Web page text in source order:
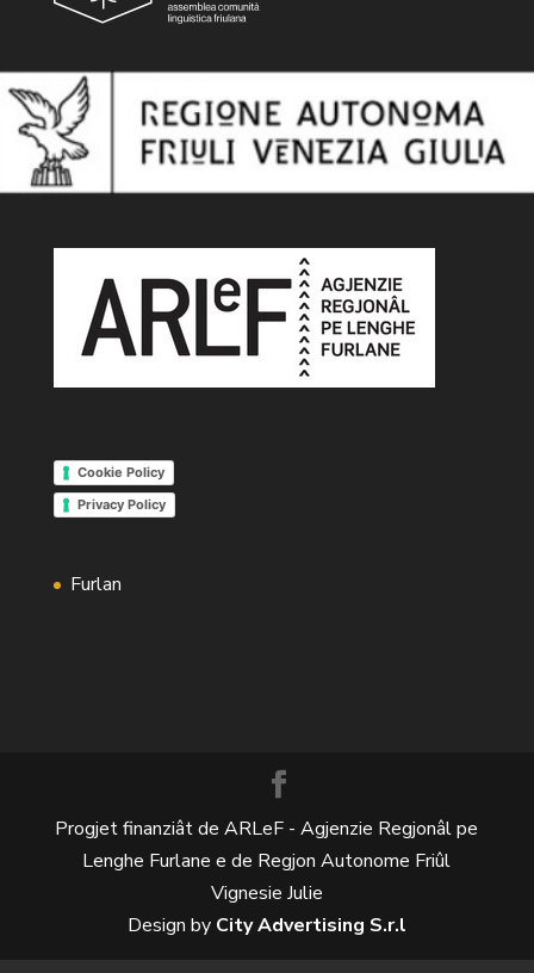
Cookie Policy
Privacy Policy
Furlan
Progjet finanziât de ARLeF - Agjenzie Regjonâl pe
Lenghe Furlane e de Regjon Autonome Friûl
Vignesie Julie
Design by City Advertising S.r.l